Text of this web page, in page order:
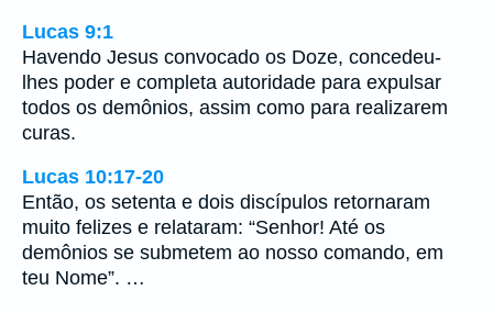
Lucas 9:1
Havendo Jesus convocado os Doze, concedeu-
lhes poder e completa autoridade para expulsar
todos os demônios, assim como para realizarem
curas.
Lucas 10:17-20
Então, os setenta e dois discípulos retornaram
muito felizes e relataram: “Senhor! Até os
demônios se submetem ao nosso comando, em
teu Nome”. …